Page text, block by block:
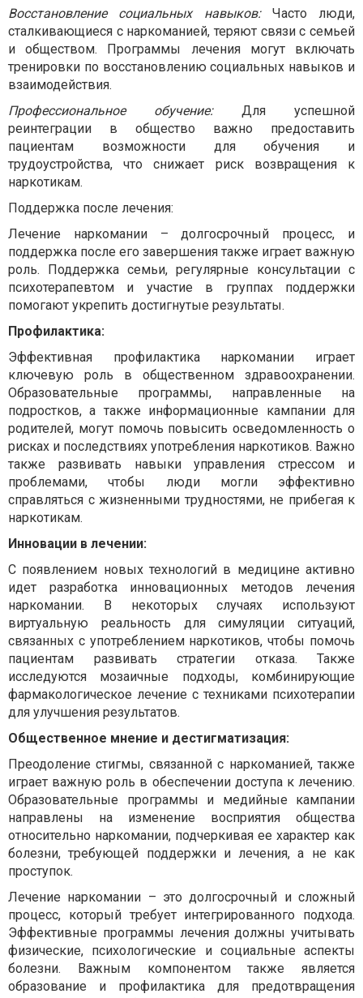
Восстановление социальных навыков:Часто люди,
сталкивающиеся с наркоманией, теряют связи с семьей
и обществом. Программы лечения могут включать
тренировки по восстановлению социальных навыков и
взаимодействия.
Профессиональное обучение:Для успешной
реинтеграции в общество важно предоставить
пациентам возможности для обучения и
трудоустройства, что снижает риск возвращения к
наркотикам.
Поддержка после лечения:
Лечение наркомании – долгосрочный процесс, и
поддержка после его завершения также играет важную
роль. Поддержка семьи, регулярные консультации с
психотерапевтом и участие в группах поддержки
помогают укрепить достигнутые результаты.
Профилактика:
Эффективная профилактика наркомании играет
ключевую роль в общественном здравоохранении.
Образовательные программы, направленные на
подростков, а также информационные кампании для
родителей, могут помочь повысить осведомленность о
рисках и последствиях употребления наркотиков. Важно
также развивать навыки управления стрессом и
проблемами, чтобы люди могли эффективно
справляться с жизненными трудностями, не прибегая к
наркотикам.
Инновации в лечении:
С появлением новых технологий в медицине активно
идет разработка инновационных методов лечения
наркомании. В некоторых случаях используют
виртуальную реальность для симуляции ситуаций,
связанных с употреблением наркотиков, чтобы помочь
пациентам развивать стратегии отказа. Также
исследуются мозаичные подходы, комбинирующие
фармакологическое лечение с техниками психотерапии
для улучшения результатов.
Общественное мнение и дестигматизация:
Преодоление стигмы, связанной с наркоманией, также
играет важную роль в обеспечении доступа к лечению.
Образовательные программы и медийные кампании
направлены на изменение восприятия общества
относительно наркомании, подчеркивая ее характер как
болезни, требующей поддержки и лечения, а не как
проступок.
Лечение наркомании – это долгосрочный и сложный
процесс, который требует интегрированного подхода.
Эффективные программы лечения должны учитывать
физические, психологические и социальные аспекты
болезни. Важным компонентом также является
образование и профилактика для предотвращения